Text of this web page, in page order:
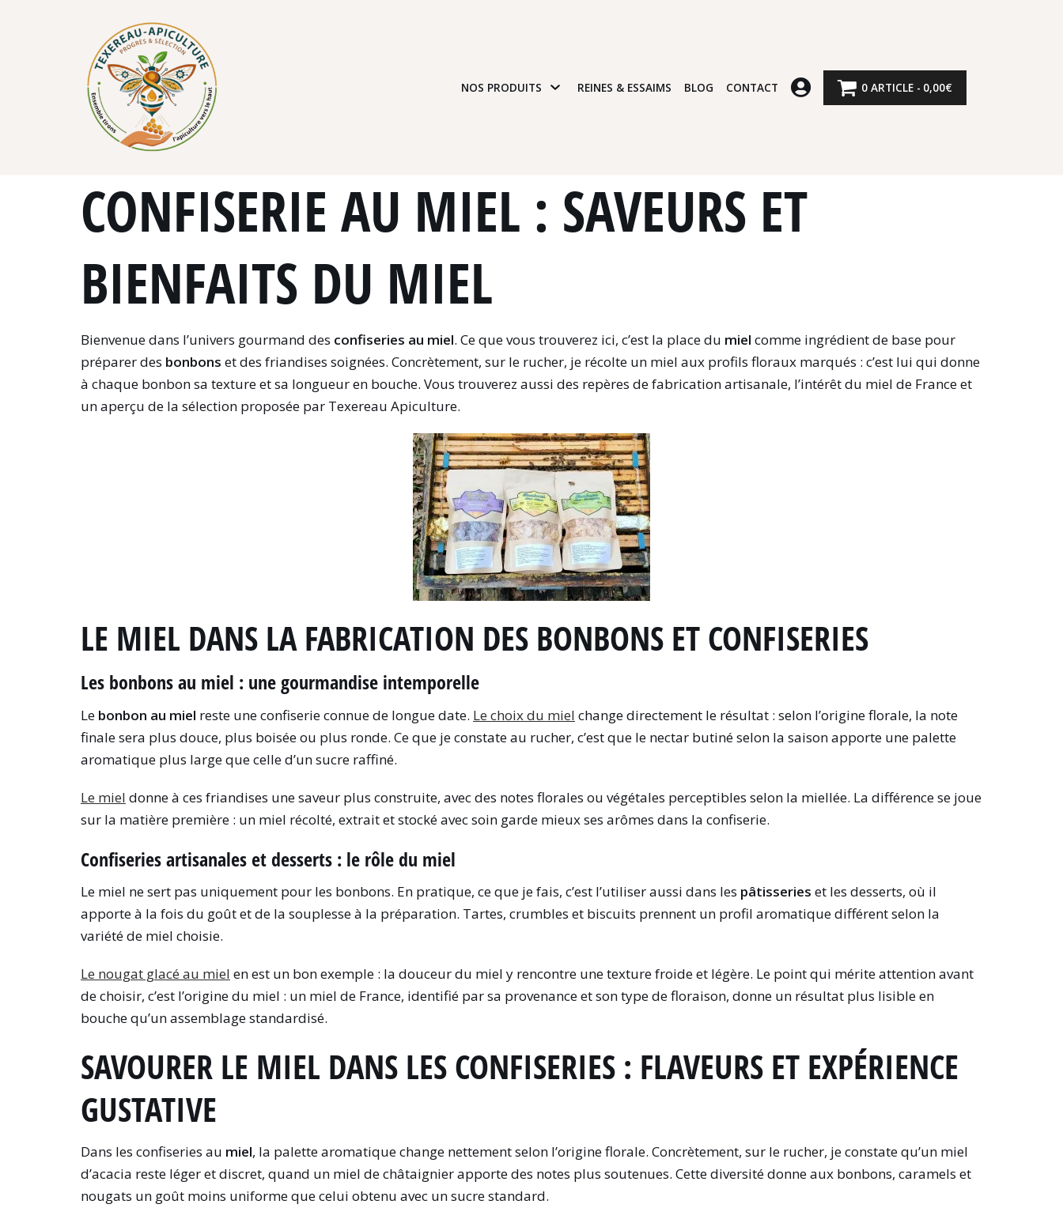
NOS PRODUITS REINES & ESSAIMS BLOG CONTACT 0 ARTICLE 0,00€
CONFISERIE AU MIEL : SAVEURS ET
BIENFAITS DU MIEL
Bienvenue dans l’univers gourmand des confiseries au miel. Ce que vous trouverez ici, c’est la place du miel comme ingrédient de base pour
préparer des bonbons et des friandises soignées. Concrètement, sur le rucher, je récolte un miel aux profils floraux marqués : c’est lui qui donne
à chaque bonbon sa texture et sa longueur en bouche. Vous trouverez aussi des repères de fabrication artisanale, l’intérêt du miel de France et
un aperçu de la sélection proposée par Texereau Apiculture.
LE MIEL DANS LA FABRICATION DES BONBONS ET CONFISERIES
Les bonbons au miel : une gourmandise intemporelle
Le bonbon au miel reste une confiserie connue de longue date. Le choix du miel change directement le résultat : selon l’origine florale, la note
finale sera plus douce, plus boisée ou plus ronde. Ce que je constate au rucher, c’est que le nectar butiné selon la saison apporte une palette
aromatique plus large que celle d’un sucre raffiné.
Le miel donne à ces friandises une saveur plus construite, avec des notes florales ou végétales perceptibles selon la miellée. La différence se joue
sur la matière première : un miel récolté, extrait et stocké avec soin garde mieux ses arômes dans la confiserie.
Confiseries artisanales et desserts : le rôle du miel
Le miel ne sert pas uniquement pour les bonbons. En pratique, ce que je fais, c’est l’utiliser aussi dans les pâtisseries et les desserts, où il
apporte à la fois du goût et de la souplesse à la préparation. Tartes, crumbles et biscuits prennent un profil aromatique différent selon la
variété de miel choisie.
Le nougat glacé au miel en est un bon exemple : la douceur du miel y rencontre une texture froide et légère. Le point qui mérite attention avant
de choisir, c’est l’origine du miel : un miel de France, identifié par sa provenance et son type de floraison, donne un résultat plus lisible en
bouche qu’un assemblage standardisé.
SAVOURER LE MIEL DANS LES CONFISERIES : FLAVEURS ET EXPÉRIENCE
GUSTATIVE
Dans les confiseries au miel, la palette aromatique change nettement selon l’origine florale. Concrètement, sur le rucher, je constate qu’un miel
d’acacia reste léger et discret, quand un miel de châtaignier apporte des notes plus soutenues. Cette diversité donne aux bonbons, caramels et
nougats un goût moins uniforme que celui obtenu avec un sucre standard.